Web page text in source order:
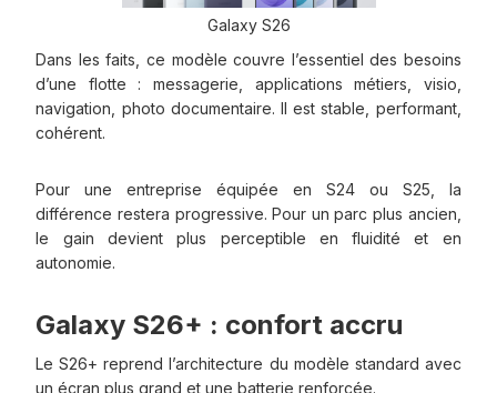
Galaxy S26
Dans les faits, ce modèle couvre l’essentiel des besoins
d’une flotte : messagerie, applications métiers, visio,
navigation, photo documentaire. Il est stable, performant,
cohérent.
Pour une entreprise équipée en S24 ou S25, la
différence restera progressive. Pour un parc plus ancien,
le gain devient plus perceptible en fluidité et en
autonomie.
Galaxy S26+ : confort accru
Le S26+ reprend l’architecture du modèle standard avec
un écran plus grand et une batterie renforcée.